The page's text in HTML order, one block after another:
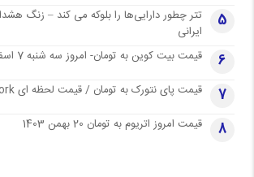
5
تتر چطور دارایی‌ها را بلوکه می کند – زنگ
ایرانی
6 قیمت بیت کوین به تومان- امروز سه شنبه 7 اسفند ۱۴۰۳
7 قیمت پای نتورک به تومان / قیمت لحظه ای pi network
8 قیمت امروز اتریوم به تومان 20 بهمن 1403